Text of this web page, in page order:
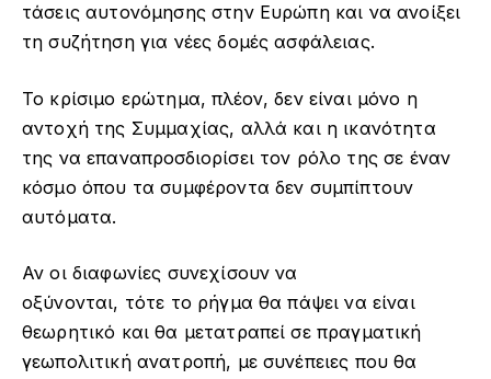
τάσεις αυτονόμησης στην Ευρώπη και να ανοίξει
τη συζήτηση για νέες δομές ασφάλειας.
Το κρίσιμο ερώτημα, πλέον, δεν είναι μόνο η
αντοχή της Συμμαχίας, αλλά και η ικανότητα
της να επαναπροσδιορίσει τον ρόλο της σε έναν
κόσμο όπου τα συμφέροντα δεν συμπίπτουν
αυτόματα.
Αν οι διαφωνίες συνεχίσουν να
οξύνονται, τότε το ρήγμα θα πάψει να είναι
θεωρητικό και θα μετατραπεί σε πραγματική
γεωπολιτική ανατροπή, με συνέπειες που θα